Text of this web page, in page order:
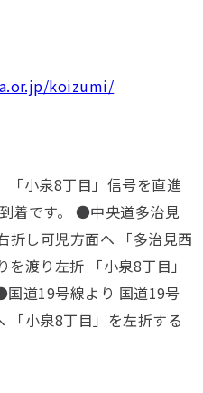
koizumi/
「小泉8丁目」信号を直進
着です。 ●中央道多治見
折し可児方面へ 「多治見西
渡り左折 「小泉8丁目」
道19号線より 国道19号
「小泉8丁目」を左折する